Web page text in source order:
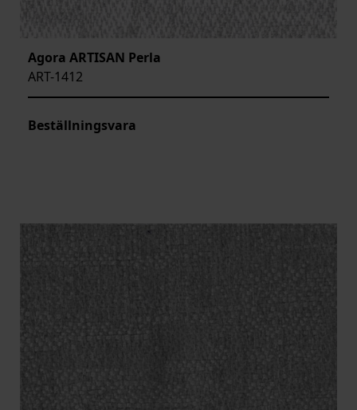
Agora ARTISAN Perla
ART-1412
Beställningsvara